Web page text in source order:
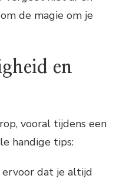
de magie om je
en
vooral tijdens een
handige tips:
ervoor dat je altijd